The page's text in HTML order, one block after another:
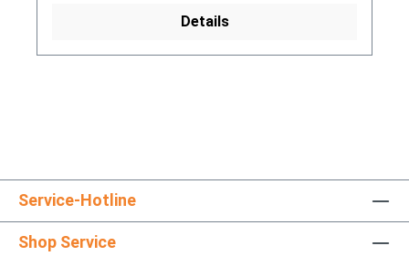
Details
Service-Hotline
Shop Service